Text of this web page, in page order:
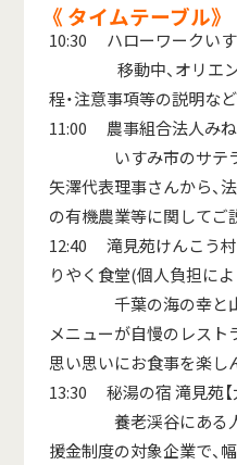
《 タイムテーブル》
10:30 ハローワークいす
移動中、オリエンテ
程・注意事項等の説明な
11:00 農事組合法人みね
いすみ市のサテラ
矢澤代表理事さんから、
の有機農業等に関してご
12:40 滝見苑けんこう村
りやく食堂(個人負担に
千葉の海の幸と山
メニューが自慢のレスト
思い思いにお食事を楽し
13:30 秘湯の宿 滝見苑【
養老渓谷にある人気
援金制度の対象企業で、